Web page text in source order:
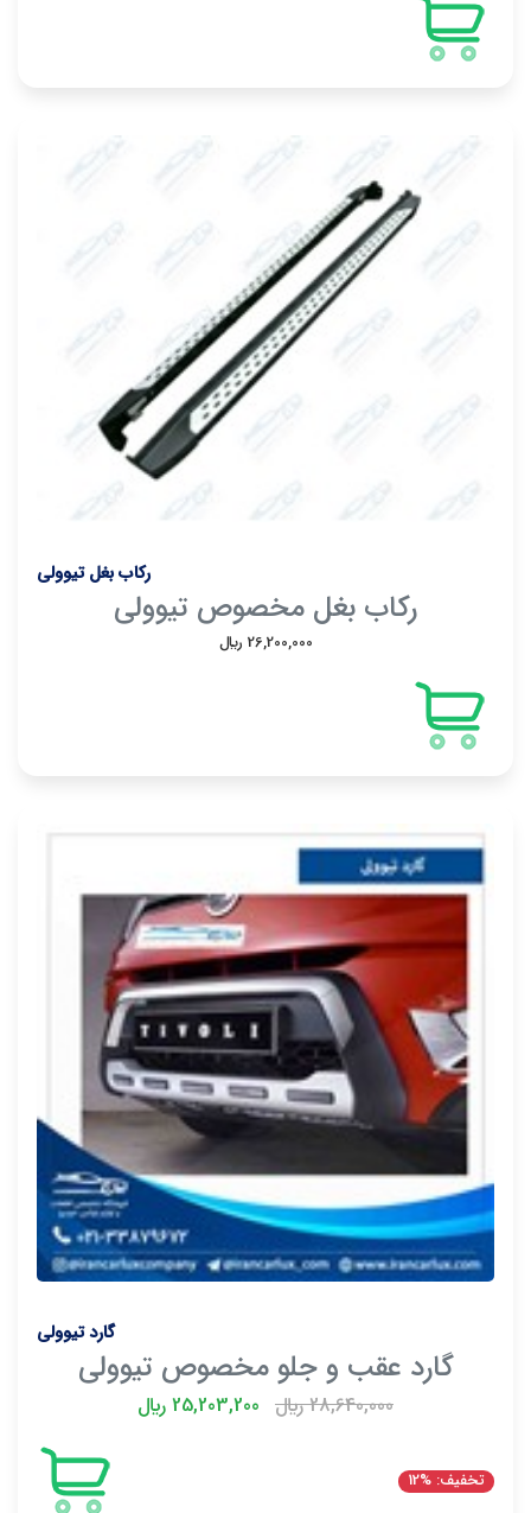
رکاب بغل تیوولی
رکاب بغل مخصوص تیوولی
26,200,000 ريال
گارد تیوولی
گارد عقب و جلو مخصوص تیوولی
28,640,000 ريال 25,203,200 ريال
تخفیف: %12